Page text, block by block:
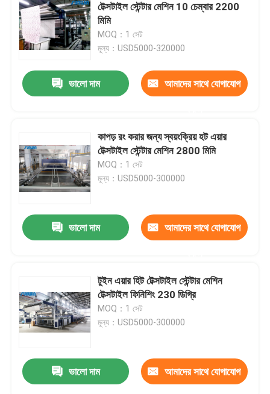
টেক্সটাইল স্টেন্টার মেশিন 10 চেম্বার 2200
মিমি
MOQ：1 সেট
মূল্য：USD5000-320000
ভালো দাম আমাদের সাথে যোগাযোগ
কাপড় রং করার জন্য স্বয়ংক্রিয় হট এয়ার
টেক্সটাইল স্টেন্টার মেশিন 2800 মিমি
MOQ：1 সেট
মূল্য：USD5000-300000
ভালো দাম আমাদের সাথে যোগাযোগ
টুইন এয়ার হিট টেক্সটাইল স্টেন্টার মেশিন
টেক্সটাইল ফিনিশিং 230 ডিগ্রি
MOQ：1 সেট
মূল্য：USD5000-300000
ভালো দাম আমাদের সাথে যোগাযোগ